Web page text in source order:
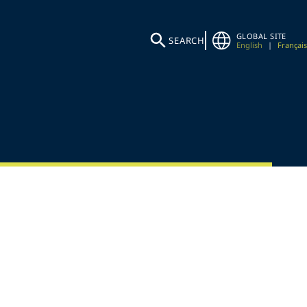
SEARCH
GLOBAL SITE
English
| Français